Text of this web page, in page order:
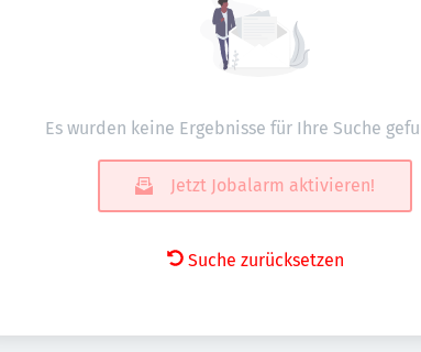
Es wurden keine Ergebnisse für Ihre Suche
Jetzt Jobalarm aktivieren!
Suche zurücksetzen